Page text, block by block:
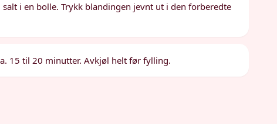
i en bolle. Trykk blandingen jevnt ut i den forberedte
15 til 20 minutter. Avkjøl helt før fylling.